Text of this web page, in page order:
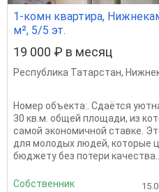
1-комн квартира,
м², 5/5 эт.
19 000 ₽ в месяц
Республика Татарстан,
Номер объекта:. Сдаётся
30 кв.м. общей площади, из
самой экономичной ставке.
для молодых людей, которые
бюджету без потери качества...
Собственник